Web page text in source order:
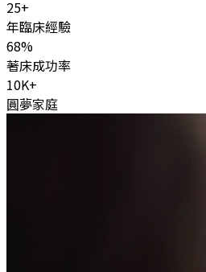
25+
年臨床經驗
68%
著床成功率
10K+
圓夢家庭